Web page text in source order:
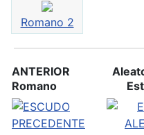
Romano 2
ANTERIOR
Romano